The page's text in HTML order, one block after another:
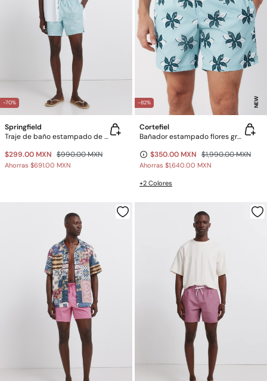
-70%
Springfield
Traje de baño estampado de hojas
$299.00 MXN $990.00 MXN
Ahorras $691.00 MXN
-82% NEW
Cortefiel
Bañador estampado flores grandes
$350.00 MXN $1,990.00 MXN
Ahorras $1,640.00 MXN
+2 Colores